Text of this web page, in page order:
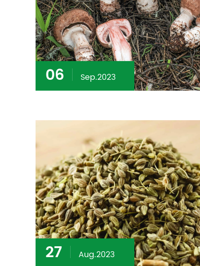
06 Sep.2023
27 Aug.2023